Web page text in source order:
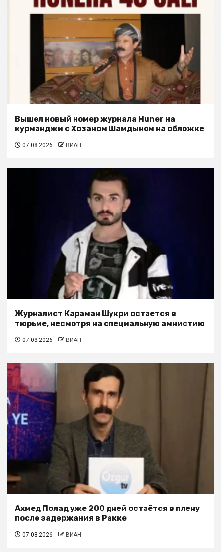
Вышел новый номер журнала Huner на
курманджи с Хозаном Шамдыном на обложке
07.08.2026 ВИАН
Журналист Караман Шукри остается в
тюрьме, несмотря на специальную амнистию
07.08.2026 ВИАН
Ахмед Полад уже 200 дней остаётся в плену
после задержания в Ракке
07.08.2026 ВИАН